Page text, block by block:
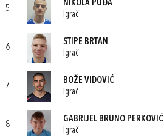
5
NIKOLA PUĐA
Igrač
6
STIPE BRTAN
Igrač
7
BOŽE VIDOVIĆ
Igrač
8
GABRIJEL BRUNO PERKOVIĆ
Igrač